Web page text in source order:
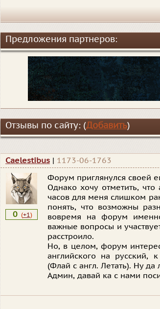
Предложения партнеров:
Отзывы по сайту: (Добавить)
Caelestibus | 1173-06-1763
0 (+1)
Форум приглянулся
Однако хочу отметить,
часов для меня слишком
понять, что возможны
вовремя на форум
важные вопросы и
расстроило.
Но, в целом, форум
английского на русский,
(Флай с англ. Летать). Ну
Админ, давай ка с нами